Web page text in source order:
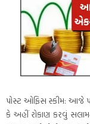
પોસ્ટ ઓફિસ સ્કીમ: આજે
કે અહીં રોકાણ કરવું